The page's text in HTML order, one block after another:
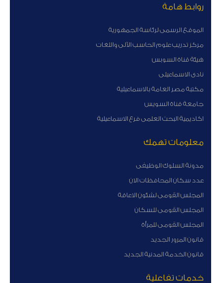
روابط هامة
الموقع الرسمى لرئاسة الجمهورية
مركز تدريب علوم الحاسب الآلى واللغات
هيئة قناة السوبس
نادى الاسماعيلى
مكتبة مصر العامة بالاسماعيلية
جامعة قناة السويس
اكاديمية البحث العلمى فرع الاسماعيلية
معلومات تهمك
مدونة السلوك الوظيفى
عدد سكان المحافظات الان
المجلس القومى لشئون الاعاقة
المجلس القومى للسكان
المجلس القومى للمرأة
قانون المرور الجديد
قانون الخدمة المدنية الجديد
خدمات تفاعلية